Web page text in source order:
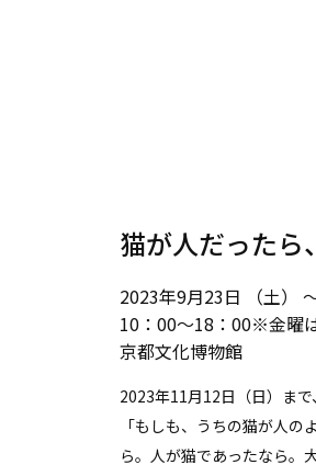
猫が人だったら
2023年9月23日 （土）
10：00～18：00※金曜
京都文化博物館
2023年11月12日（日）ま
「もしも、うちの猫が人
ら。人が猫であったなら。